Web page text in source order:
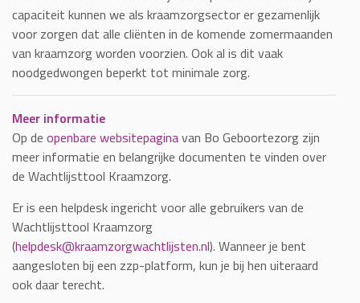
capaciteit kunnen we als kraamzorgsector er gezamenlijk
voor zorgen dat alle cliënten in de komende zomermaanden
van kraamzorg worden voorzien. Ook al is dit vaak
noodgedwongen beperkt tot minimale zorg.
Meer informatie
Op de openbare websitepaginavan Bo Geboortezorg zijn
meer informatie en belangrijke documenten te vinden over
de Wachtlijsttool Kraamzorg.
Er is een helpdesk ingericht voor alle gebruikers van de
Wachtlijsttool Kraamzorg
(helpdesk@kraamzorgwachtlijsten.nl). Wanneer je bent
aangesloten bij een zzp-platform, kun je bij hen uiteraard
ook daar terecht.